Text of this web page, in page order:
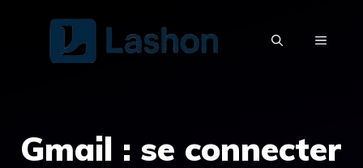
contenu
MENU
Gmail : se connecter